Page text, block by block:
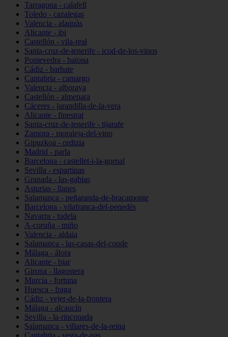
Tarragona - calafell
Toledo - cazalegas
Valencia - alaquàs
Alicante - ibi
Castellón - vila-real
Santa-cruz-de-tenerife - icod-de-los-vinos
Pontevedra - baiona
Cádiz - barbate
Cantabria - camargo
Valencia - alboraya
Castellón - almenara
Cáceres - jarandilla-de-la-vera
Alicante - finestrat
Santa-cruz-de-tenerife - tijarafe
Zamora - moraleja-del-vino
Gipuzkoa - ordizia
Madrid - parla
Barcelona - castellet-i-la-gornal
Sevilla - espartinas
Granada - las-gabias
Asturias - llanes
Salamanca - peñaranda-de-bracamonte
Barcelona - vilafranca-del-penedès
Navarra - tudela
A-coruña - miño
Valencia - aldaia
Salamanca - las-casas-del-conde
Málaga - álora
Alicante - biar
Girona - llagostera
Murcia - fortuna
Huesca - fraga
Cádiz - vejer-de-la-frontera
Málaga - alcaucín
Sevilla - la-rinconada
Salamanca - villares-de-la-reina
Cantabria - vega-de-pas